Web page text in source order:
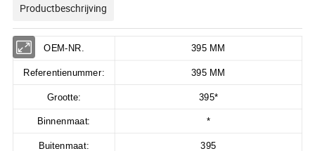
Productbeschrijving
OEM-NR. 395 MM
Referentienummer: 395 MM
Grootte: 395*
Binnenmaat: *
Buitenmaat: 395